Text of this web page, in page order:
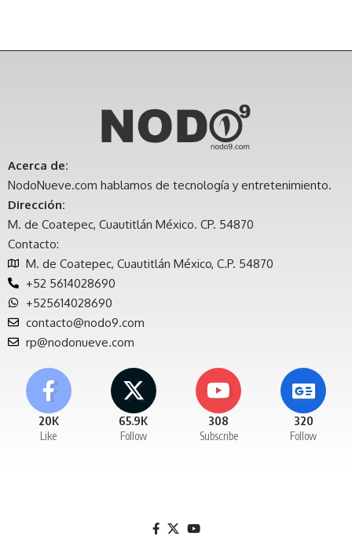
Acerca de:
NodoNueve.com hablamos de tecnología y entretenimiento.
Dirección:
M. de Coatepec, Cuautitlán México. CP. 54870
Contacto:
M. de Coatepec, Cuautitlán México, C.P. 54870
+52 5614028690
+525614028690
contacto@nodo9.com
rp@nodonueve.com
20K
Like
65.9K
Follow
308
Subscribe
320
Follow